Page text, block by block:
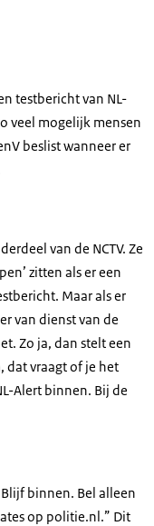
testbericht van NL-
veel mogelijk mensen
beslist wanneer er
van de NCTV. Ze
zitten als er een
Maar als er
van dienst van de
Zo ja, dan stelt een
dat vraagt of je het
Alert binnen. Bij de
binnen. Bel alleen
op politie.nl.” Dit